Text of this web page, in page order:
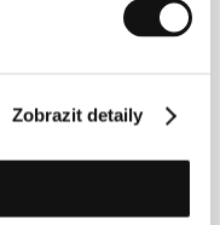
Zobrazit detaily
z festivalů
a právě